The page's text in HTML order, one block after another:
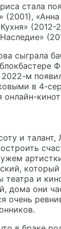
стала
(2001),
(2012-
сыграла
м
в 4-
и
театра и
дома они
очень